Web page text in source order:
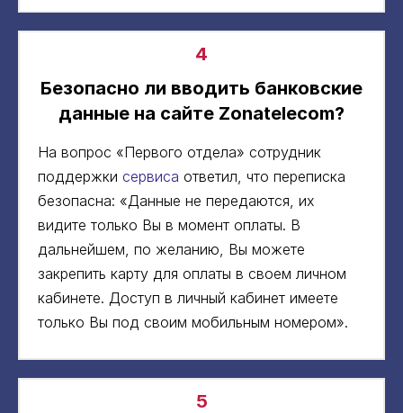
4
Безопасно ли вводить банковские
данные на сайте Zonatelecom?
На вопрос «Первого отдела» сотрудник
поддержки сервиса ответил, что переписка
безопасна: «Данные не передаются, их
видите только Вы в момент оплаты. В
дальнейшем, по желанию, Вы можете
закрепить карту для оплаты в своем личном
кабинете. Доступ в личный кабинет имеете
только Вы под своим мобильным номером».
5